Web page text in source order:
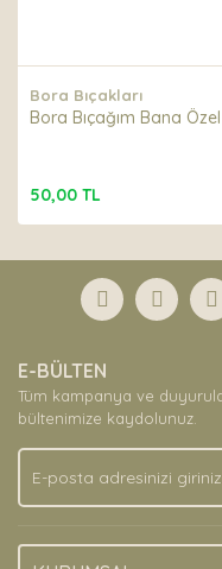
Bora Bıçakları
Bora Bıçağım Bana
50,00 TL
E-BÜLTEN
Tüm kampanya ve
bültenimize kaydolunuz.